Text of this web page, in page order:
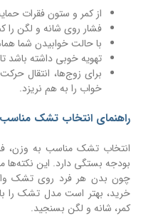
از کمر و ستون فقرات
فشار روی شانه و لگن را
با حالت خوابیدن شما
تهویه خوبی داشته باشد
برای زوج‌ها، انتقال
خواب را به هم نریزد.
راهنمای انتخاب تشک
انتخاب تشک مناسب به وزن،
بودجه بستگی دارد. این نکته‌ها
چون بدن هر فرد روی تشک
خرید، بهتر است مدل تشک را
کمر، شانه و لگن بسنجید.